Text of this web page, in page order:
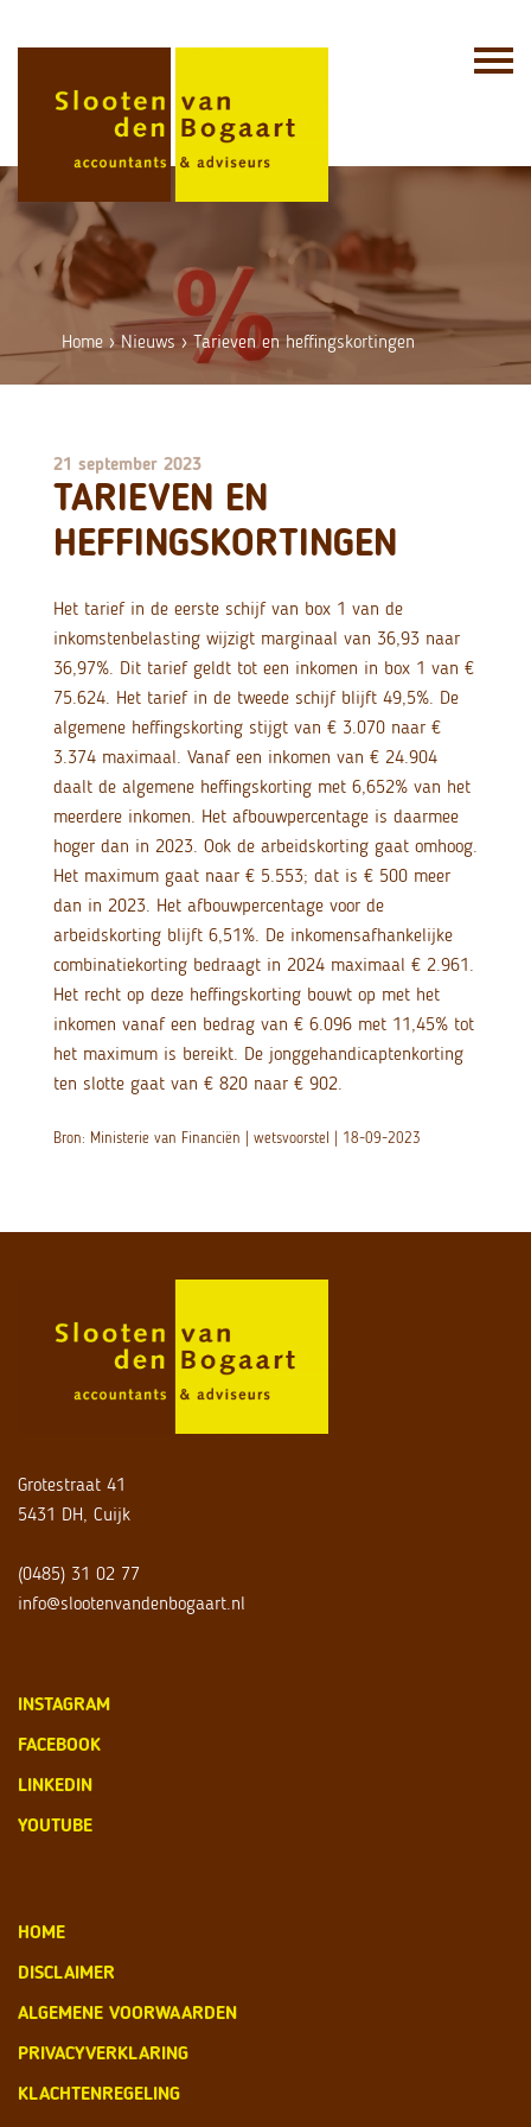
Home ›Nieuws ›Tarieven en heffingskortingen
21 september 2023
TARIEVEN EN
HEFFINGSKORTINGEN
Het tarief in de eerste schijf van box 1 van de
inkomstenbelasting wijzigt marginaal van 36,93 naar
36,97%. Dit tarief geldt tot een inkomen in box 1 van €
75.624. Het tarief in de tweede schijf blijft 49,5%. De
algemene heffingskorting stijgt van € 3.070 naar €
3.374 maximaal. Vanaf een inkomen van € 24.904
daalt de algemene heffingskorting met 6,652% van het
meerdere inkomen. Het afbouwpercentage is daarmee
hoger dan in 2023. Ook de arbeidskorting gaat omhoog.
Het maximum gaat naar € 5.553; dat is € 500 meer
dan in 2023. Het afbouwpercentage voor de
arbeidskorting blijft 6,51%. De inkomensafhankelijke
combinatiekorting bedraagt in 2024 maximaal € 2.961.
Het recht op deze heffingskorting bouwt op met het
inkomen vanaf een bedrag van € 6.096 met 11,45% tot
het maximum is bereikt. De jonggehandicaptenkorting
ten slotte gaat van € 820 naar € 902.
Bron: Ministerie van Financiën | wetsvoorstel | 18-09-2023
Grotestraat 41
5431 DH, Cuijk
(0485) 31 02 77
info@slootenvandenbogaart.nl
INSTAGRAM
FACEBOOK
LINKEDIN
YOUTUBE
HOME
DISCLAIMER
ALGEMENE VOORWAARDEN
PRIVACYVERKLARING
KLACHTENREGELING